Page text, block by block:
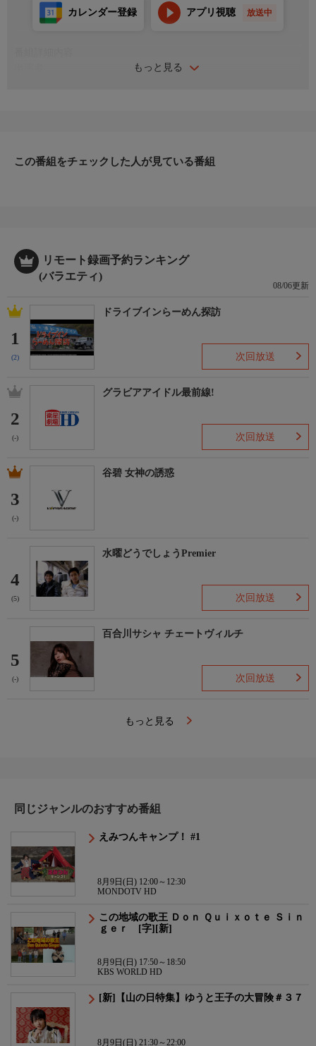
もっと見る
カレンダー登録 アプリ視聴 放送中
の会話など、下町ならではの心温まる風景をイラストレーター吉
この番組をチェックした人が見ている番組
リモート録画予約ランキング
(バラエティ)
08/06更新
1
(2)
ドライブインらーめん探訪
次回放送
2
(-)
グラビアアイドル最前線!
次回放送
3
(-)
谷碧 女神の誘惑
4
(5)
水曜どうでしょうPremier
次回放送
5
(-)
百合川サシャ チェートヴィルチ
次回放送
もっと見る
同じジャンルのおすすめ番組
えみつんキャンプ！ #1
8月9日(日) 12:00～12:30
MONDOTV HD
この地域の歌王 Ｄｏｎ Ｑｕｉｘｏｔｅ Ｓｉｎ
ｇｅｒ [字][新]
8月9日(日) 17:50～18:50
KBS WORLD HD
[新]【山の日特集】ゆうと王子の大冒険＃３７
8月9日(日) 21:30～22:00